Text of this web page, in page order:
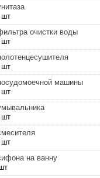
шт
очистки воды
шт
шт
машины
шт
шт
шт
на ванну